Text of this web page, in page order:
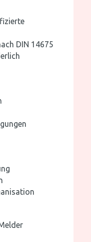
DIN 14675